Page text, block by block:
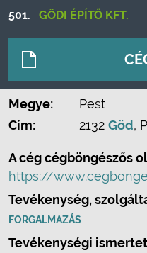
501. GÖDI ÉPÍTŐ KFT.
Megye:
Pest
Cím:
2132 Göd,
A cég cégböngészős
https://
Tevékenység,
FORGALMAZÁS
Tevékenységi